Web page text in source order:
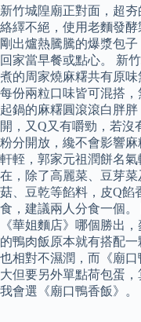
新竹城隍廟正對面，超
絡繹不絕，使用老麵發
剛出爐熱騰騰的爆漿包
回家當早餐或點心。 新
煮的周家燒麻糬共有原味
每份兩粒口味皆可混搭
起鍋的麻糬圓滾滾白胖
開，又Q又有嚼勁，若沒
粉分開放，纔不會影響
軒輊，郭家元祖潤餅名
在，除了高麗菜、豆芽
菇、豆乾等餡料，皮Q餡
食，建議兩人分食一個
《華姐麵店》哪個勝出
的鴨肉飯原本就有搭配
也相對不濕潤，而《廟
大但要另外單點荷包蛋
我會選《廟口鴨香飯》。